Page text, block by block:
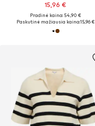
15,96 €
Pradinė kaina: 54,90 €
Paskutinė mažiausia kaina:15,96 €